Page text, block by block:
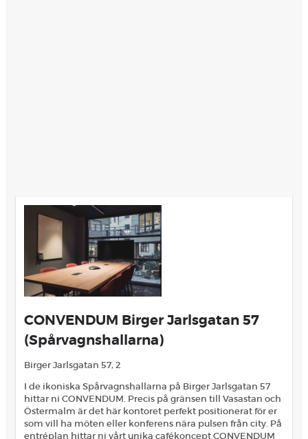
CONVENDUM Birger Jarlsgatan 57
(Spårvagnshallarna)
Birger Jarlsgatan 57, 2
I de ikoniska Spårvagnshallarna på Birger Jarlsgatan 57
hittar ni CONVENDUM. Precis på gränsen till Vasastan och
Östermalm är det här kontoret perfekt positionerat för er
som vill ha möten eller konferens nära pulsen från city. På
entréplan hittar ni vårt unika cafékoncept CONVENDUM